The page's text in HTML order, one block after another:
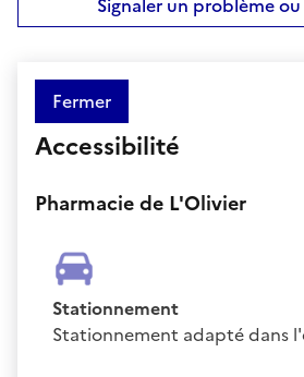
Fermer
Accessibilité
Pharmacie de L'Olivier
Stationnement
Stationnement adapté dans